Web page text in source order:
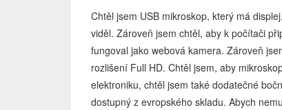
Chtěl jsem USB mikroskop, který má
viděl. Zároveň jsem chtěl, aby k počítači
fungoval jako webová kamera. Zároveň
rozlišení Full HD. Chtěl jsem, aby
elektroniku, chtěl jsem také dodatečné
dostupný z evropského skladu. Abych